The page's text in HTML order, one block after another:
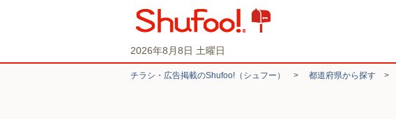
2026年8月8日 土曜日
チラシ・​広告掲載の​Shufoo!​（シュフー） > 都道府県から探す >